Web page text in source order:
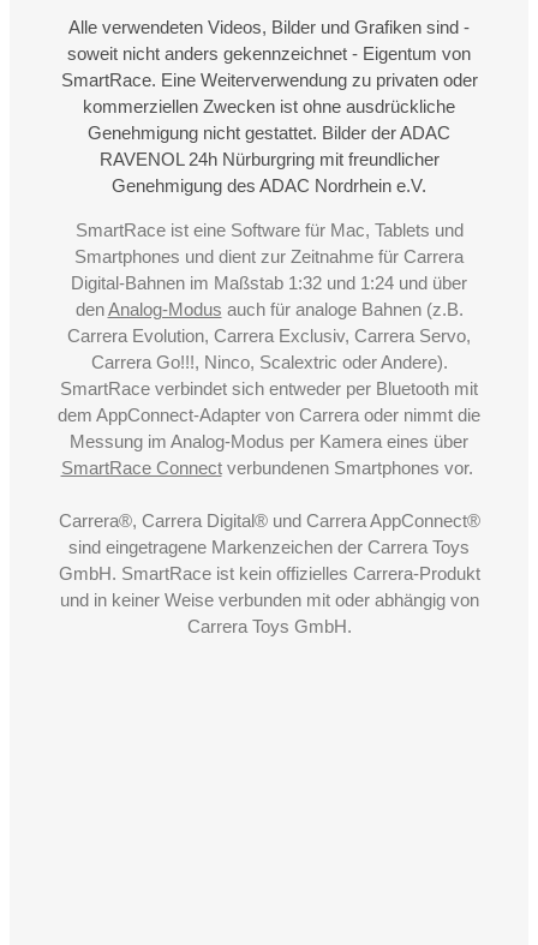
Alle verwendeten Videos, Bilder und Grafiken sind -
soweit nicht anders gekennzeichnet - Eigentum von
SmartRace. Eine Weiterverwendung zu privaten oder
kommerziellen Zwecken ist ohne ausdrückliche
Genehmigung nicht gestattet. Bilder der ADAC
RAVENOL 24h Nürburgring mit freundlicher
Genehmigung des ADAC Nordrhein e.V.
SmartRace ist eine Software für Mac, Tablets und
Smartphones und dient zur Zeitnahme für Carrera
Digital-Bahnen im Maßstab 1:32 und 1:24 und über
denAnalog-Modus auch für analoge Bahnen (z.B.
Carrera Evolution, Carrera Exclusiv, Carrera Servo,
Carrera Go!!!, Ninco, Scalextric oder Andere).
SmartRace verbindet sich entweder per Bluetooth mit
dem AppConnect-Adapter von Carrera oder nimmt die
Messung im Analog-Modus per Kamera eines über
SmartRace Connectverbundenen Smartphones vor.
Carrera®, Carrera Digital® und Carrera AppConnect®
sind eingetragene Markenzeichen der Carrera Toys
GmbH. SmartRace ist kein offizielles Carrera-Produkt
und in keiner Weise verbunden mit oder abhängig von
Carrera Toys GmbH.